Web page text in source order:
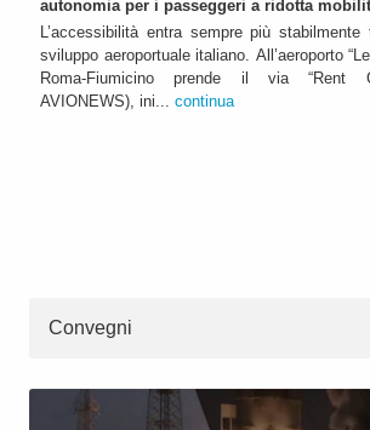
autonomia per i passeggeri a ridotta
L’accessibilità entra sempre più
sviluppo aeroportuale italiano. All’aeroporto
Roma-Fiumicino prende il via “Rent
AVIONEWS), ini... continua
Convegni